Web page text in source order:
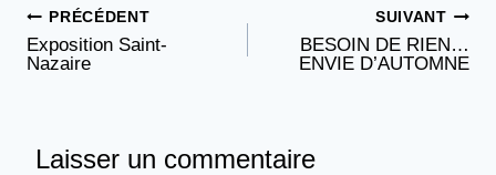
Navigation
de
PRÉCÉDENT
Exposition Saint-
Nazaire
SUIVANT
BESOIN DE RIEN…
ENVIE D’AUTOMNE
Laisser un commentaire